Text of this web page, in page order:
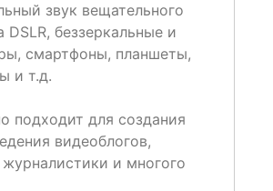
звук вещательного
DSLR, беззеркальные и
смартфоны, планшеты,
и т.д.
подходит для создания
видеоблогов,
и многого